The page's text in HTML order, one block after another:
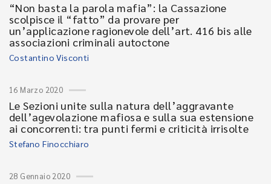
“Non basta la parola mafia”: la Cassazione
scolpisce il “fatto” da provare per
un’applicazione ragionevole dell’art. 416 bis alle
associazioni criminali autoctone
Costantino Visconti
16 Marzo 2020
Le Sezioni unite sulla natura dell’aggravante
dell’agevolazione mafiosa e sulla sua estensione
ai concorrenti: tra punti fermi e criticità irrisolte
Stefano Finocchiaro
28 Gennaio 2020